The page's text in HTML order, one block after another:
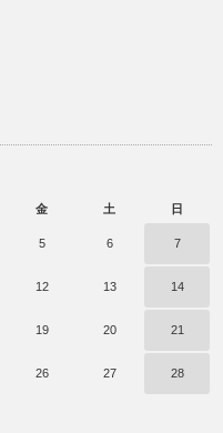
金 土 日
5 6 7
12 13 14
19 20 21
26 27 28